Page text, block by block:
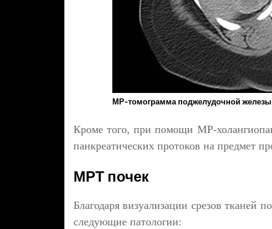
МР-томограмма поджелудочной железы
Кроме того, при помощи МР-
панкреатических протоков на предмет
МРТ почек
Благодаря визуализации срезов тканей
следующие патологии: